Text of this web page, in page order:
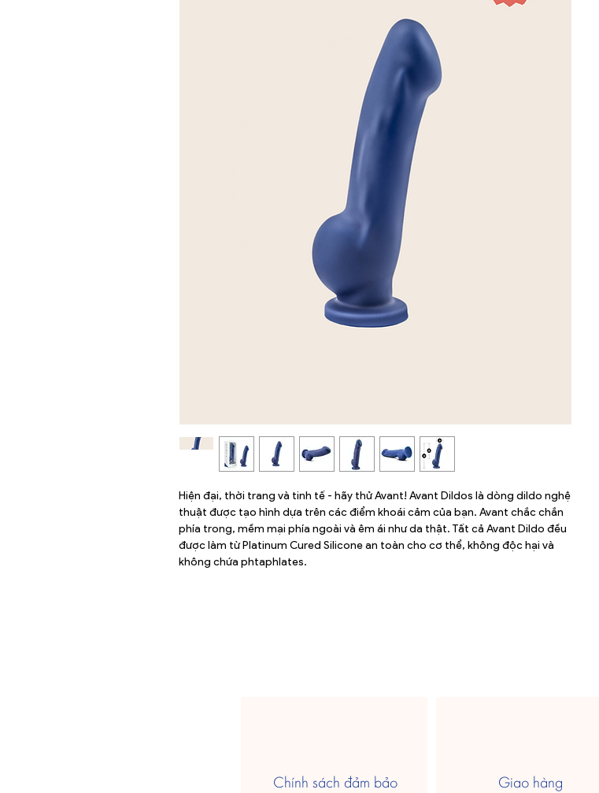
Hiện đại, thời trang và tinh tế - hãy thử Avant! Avant Dildos là dòng dildo nghệ
thuật được tạo hình dựa trên các điểm khoái cảm của bạn. Avant chắc chắn
phía trong, mềm mại phía ngoài và êm ái như da thật. Tất cả Avant Dildo đều
được làm từ Platinum Cured Silicone an toàn cho cơ thể, không độc hại và
không chứa phtaphlates.
​Chính sách đảm bảo Giao hàng